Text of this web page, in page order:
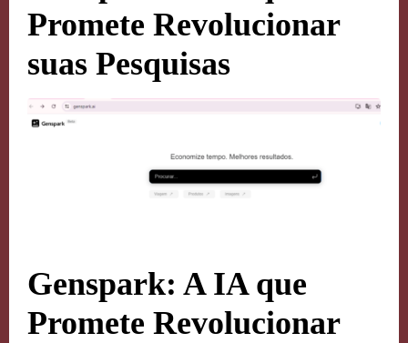
Promete Revolucionar
suas Pesquisas
Genspark: A IA que
Promete Revolucionar